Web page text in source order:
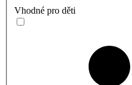
Vhodné pro děti